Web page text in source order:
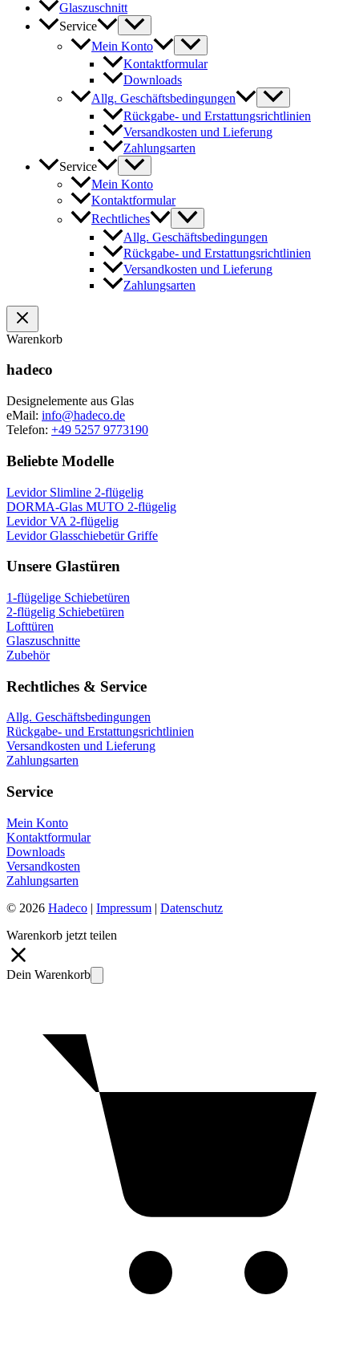
Glaszuschnitt
Service
Mein Konto
Kontaktformular
Downloads
Allg. Geschäftsbedingungen
Rückgabe- und Erstattungsrichtlinien
Versandkosten und Lieferung
Zahlungsarten
Service
Mein Konto
Kontaktformular
Rechtliches
Allg. Geschäftsbedingungen
Rückgabe- und Erstattungsrichtlinien
Versandkosten und Lieferung
Zahlungsarten
Warenkorb
hadeco
Designelemente aus Glas
eMail: info@hadeco.de
Telefon: +49 5257 9773190
Beliebte Modelle
Levidor Slimline 2-flügelig
DORMA-Glas MUTO 2-flügelig
Levidor VA 2-flügelig
Levidor Glasschiebetür Griffe
Unsere Glastüren
1-flügelige Schiebetüren
2-flügelig Schiebetüren
Lofttüren
Glaszuschnitte
Zubehör
Rechtliches & Service
Allg. Geschäftsbedingungen
Rückgabe- und Erstattungsrichtlinien
Versandkosten und Lieferung
Zahlungsarten
Service
Mein Konto
Kontaktformular
Downloads
Versandkosten
Zahlungsarten
© 2026 Hadeco | Impressum | Datenschutz
Warenkorb jetzt teilen
Dein Warenkorb